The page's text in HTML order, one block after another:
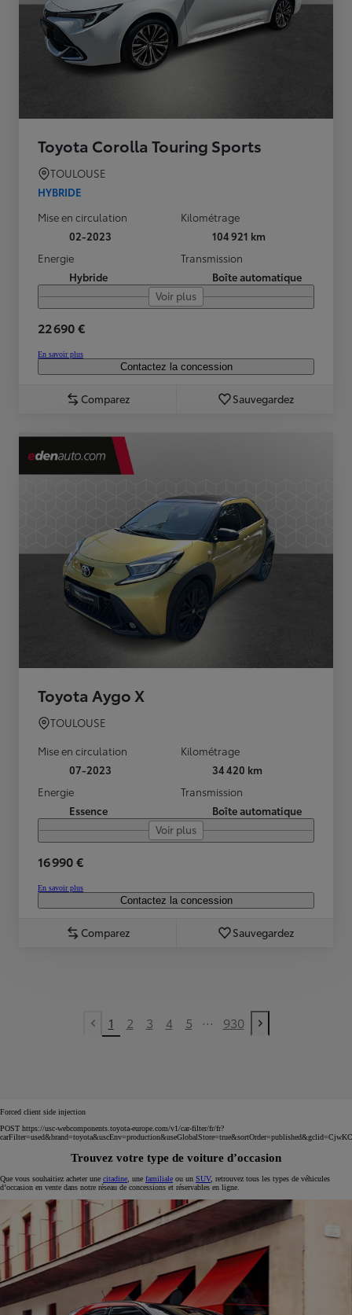
Toyota Corolla Touring Sports
TOULOUSE
HYBRIDE
Mise en circulation
02-2023
Kilométrage
104 921 km
Energie
Hybride
Transmission
Boîte automatique
Voir plus
22 690 €
En savoir plus
Contactez la concession
Comparez Sauvegardez
Toyota Aygo X
TOULOUSE
Mise en circulation
07-2023
Kilométrage
34 420 km
Energie
Essence
Transmission
Boîte automatique
Voir plus
16 990 €
En savoir plus
Contactez la concession
Comparez Sauvegardez
Previous page
1 2 3 4 5 ... 930
Next page
Forced client side injection
POST https://usc-webcomponents.toyota-europe.com/v1/car-filter/fr/fr?
Trouvez votre type de voiture d’occasion
Que vous souhaitiez acheter une citadine , une familiale ou un SUV, retrouvez tous les types de véhicules
d’occasion en vente dans notre réseau de concessions et réservables en ligne.